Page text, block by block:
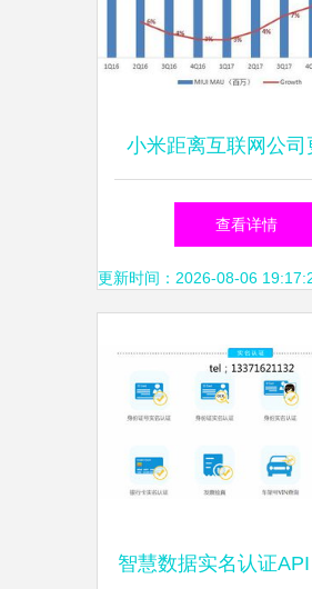
小米距离互联网公司
吗？——解析其互联网
务的演进与挑
查看详情
更新时间：2026-08-06
智慧数据实名认证